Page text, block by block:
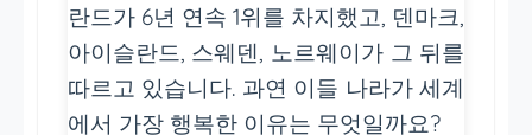
란드가 6년 연속 1위를 차지했고, 덴마크,
아이슬란드, 스웨덴, 노르웨이가 그 뒤를
따르고 있습니다. 과연 이들 나라가 세계
에서 가장 행복한 이유는 무엇일까요?